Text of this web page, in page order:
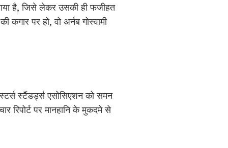
है, जिसे लेकर उसकी ही फजीहत
पर हो, वो अर्नब गोस्वामी
स्टैंडर्ड्स एसोसिएशन को समन
रिपोर्ट पर मानहानि के मुकदमे से